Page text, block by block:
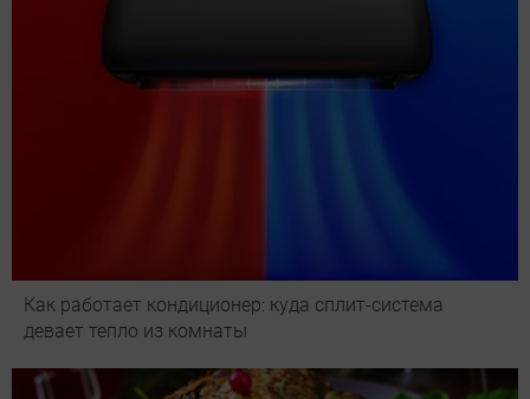
Как работает кондиционер: куда сплит-система
девает тепло из комнаты